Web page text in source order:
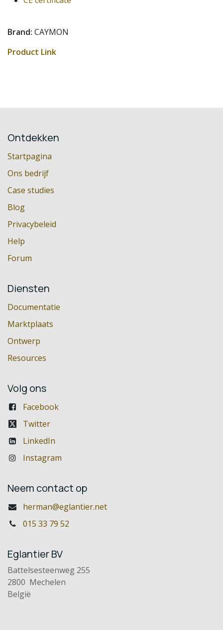
Brand: CAYMON
Product Link
Ontdekken
Startpagina
Ons bedrijf
Case studies
Blog
Privacybeleid
Help
Forum
Diensten
Documentatie
Marktplaats
Ontwerp
Resources
Volg ons
Facebook
Twitter
LinkedIn
Instagram
Neem contact op
herman@eglantier.net
015 33 79 52
Eglantier BV
Battelsesteenweg 255
2800 Mechelen
België